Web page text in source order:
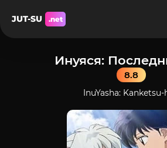
JUT-SU .net
Инуяся:
8.8
InuYasha: Kanketsu-